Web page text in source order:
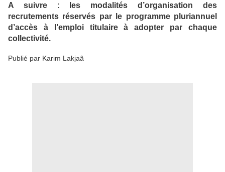
A suivre : les modalités d’organisation des
recrutements réservés par le programme pluriannuel
d’accès à l’emploi titulaire à adopter par chaque
collectivité.
Publié par Karim Lakjaâ